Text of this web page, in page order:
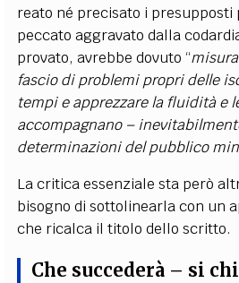
reato né precisato i presupposti
peccato aggravato dalla
provato, avrebbe dovuto “
fascio di problemi propri delle
tempi e apprezzare la fluidità e
accompagnano –
determinazioni del pubblico
La critica essenziale sta però
bisogno di sottolinearla con un
che ricalca il titolo dello scritto.
Che succederà – si